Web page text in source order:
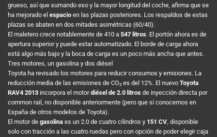
grueso, así que sumando eso y la mayor longitud del coche, afirma que se
ha mejorado el espacio en las plazas posteriores. Los respaldos de estas
plazas se abaten en dos mitades asimétricas (60/40).
El maletero crece notablemente de 410 a 547 litros. El portón ahora es de
apertura superior y puede estar automatizado. El borde de carga ahora
está algo más bajo y la boca de carga es un poco más ancha que antes.
Tres motores, un gasolina y dos diésel
Toyota ha revisado los motores para reducir consumos y emisiones. La
reducción media de las emisiones de CO₂ es del 12%. El nuevo Toyota
RAV4 2013 incorpora el motordiésel de 2.0 litros de inyección directa por
common rail, no disponible anteriormente (pero que sí conocemos en
España de otros modelos de Toyota).
El motor de gasolina es un 2.0 de cuatro cilindros y 151 CV, disponible
solo con tracción a las cuatro ruedas pero con opción de poder elegir caja